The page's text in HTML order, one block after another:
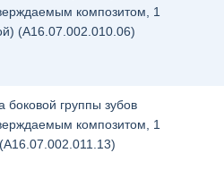
композитом, 1
(A16.07.002.010.06)
боковой группы зубов
композитом, 1